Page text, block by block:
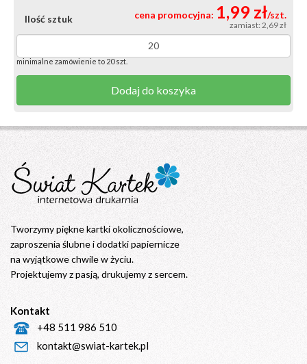
Ilość sztuk
minimalne zamówienie to 20 szt.
Dodaj do koszyka
cena promocyjna: 1,99 zł/szt.
zamiast: 2,69 zł
Tworzymy piękne kartki okolicznościowe,
zaproszenia ślubne i dodatki papiernicze
na wyjątkowe chwile w życiu.
Projektujemy z pasją, drukujemy z sercem.
Kontakt
+48 511 986 510
kontakt@swiat-kartek.pl